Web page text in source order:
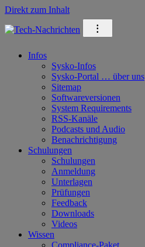
Direkt zum Inhalt
⁝
Infos
Sysko-Infos
Sysko-Portal … über uns
Sitemap
Softwareversionen
System Requirements
RSS-Kanäle
Podcasts und Audio
Benachrichtigung
Schulungen
Schulungen
Anmeldung
Unterlagen
Prüfungen
Feedback
Downloads
Videos
Wissen
Compliance-Paket